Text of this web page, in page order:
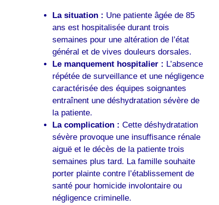
La situation : Une patiente âgée de 85
ans est hospitalisée durant trois
semaines pour une altération de l’état
général et de vives douleurs dorsales.
Le manquement hospitalier : L’absence
répétée de surveillance et une négligence
caractérisée des équipes soignantes
entraînent une déshydratation sévère de
la patiente.
La complication : Cette déshydratation
sévère provoque une insuffisance rénale
aiguë et le décès de la patiente trois
semaines plus tard. La famille souhaite
porter plainte contre l’établissement de
santé pour homicide involontaire ou
négligence criminelle.